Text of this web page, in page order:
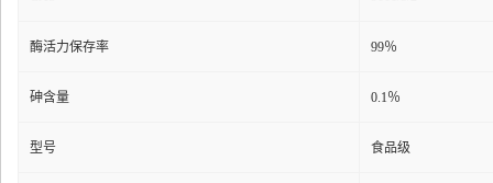
酶活力保存率 99％
砷含量 0.1％
型号 食品级